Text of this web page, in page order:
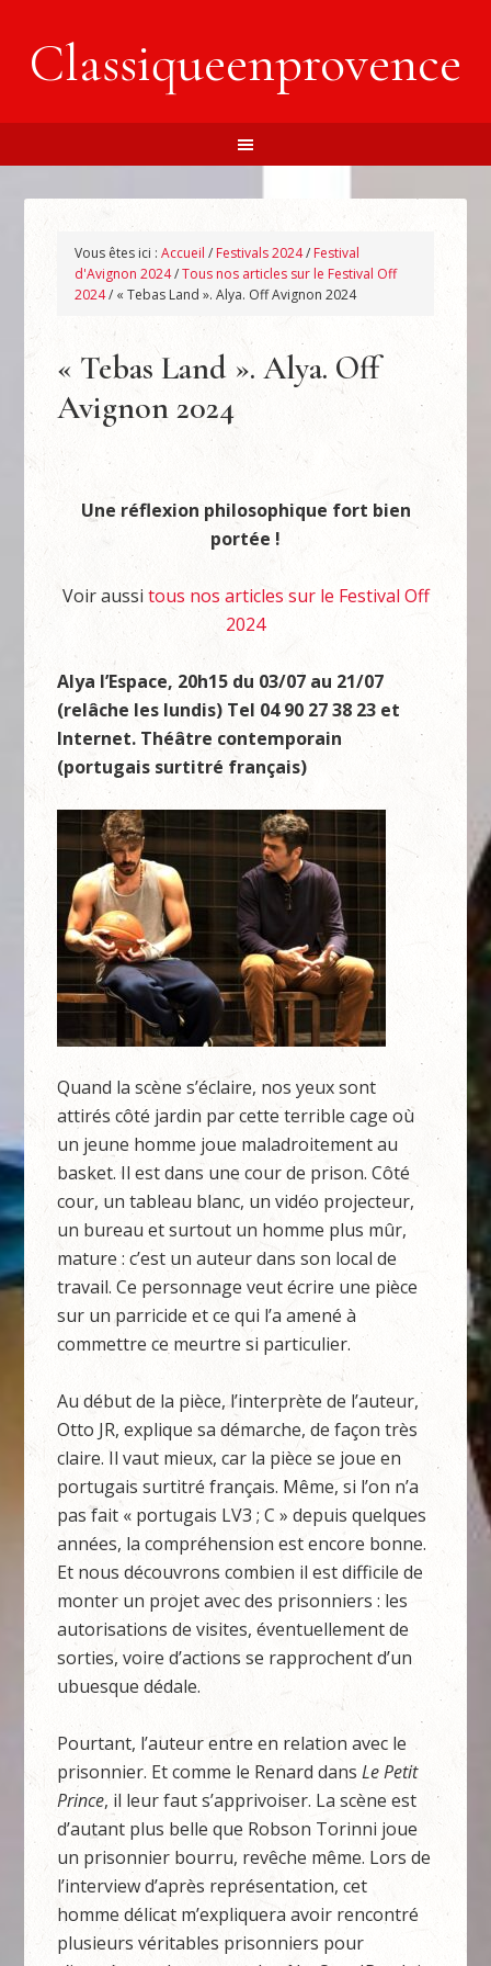
Classiqueenprovence
Vous êtes ici :Accueil / Festivals 2024/ Festival
d'Avignon 2024/Tous nos articles sur le Festival Off
2024/ « Tebas Land ». Alya. Off Avignon 2024
« Tebas Land ». Alya. Off
Avignon 2024
Une réflexion philosophique fort bien
portée !
Voir aussi tous nos articles sur le Festival Off
2024
Alya l’Espace, 20h15 du 03/07 au 21/07
(relâche les lundis) Tel 04 90 27 38 23 et
Internet. Théâtre contemporain
(portugais surtitré français)
Quand la scène s’éclaire, nos yeux sont
attirés côté jardin par cette terrible cage où
un jeune homme joue maladroitement au
basket. Il est dans une cour de prison. Côté
cour, un tableau blanc, un vidéo projecteur,
un bureau et surtout un homme plus mûr,
mature : c’est un auteur dans son local de
travail. Ce personnage veut écrire une pièce
sur un parricide et ce qui l’a amené à
commettre ce meurtre si particulier.
Au début de la pièce, l’interprète de l’auteur,
Otto JR, explique sa démarche, de façon très
claire. Il vaut mieux, car la pièce se joue en
portugais surtitré français. Même, si l’on n’a
pas fait « portugais LV3 ; C » depuis quelques
années, la compréhension est encore bonne.
Et nous découvrons combien il est difficile de
monter un projet avec des prisonniers : les
autorisations de visites, éventuellement de
sorties, voire d’actions se rapprochent d’un
ubuesque dédale.
Pourtant, l’auteur entre en relation avec le
prisonnier. Et comme le Renard dansLe Petit
Prince, il leur faut s’apprivoiser. La scène est
d’autant plus belle que Robson Torinni joue
un prisonnier bourru, revêche même. Lors de
l’interview d’après représentation, cet
homme délicat m’expliquera avoir rencontré
plusieurs véritables prisonniers pour